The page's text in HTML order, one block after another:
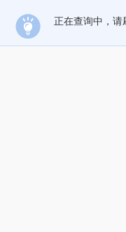
正在查询中，请